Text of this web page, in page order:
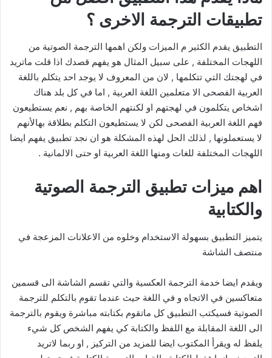
تطبيقات الترجمة الاخرى ؟
التطبيق يقدم الكثير م الميزات ولكن اهمها الترجمة الصوتية من
اللهجات المختلفة , على سبيل المثال هو يفهم قصدك اذا قلت ماتريد
في لهجتك التي تتكلمها , لان من المعروف لا يوجد احد يتكلم باللغة
العربية الفصحى الا متعلمين اللغة العربية , اما في كل بلد هناك
اشخاص يتكلمون في لهجتهم او لكنتهم الخاصة بهم , نعم يستطيعون
فهم اللغة العربية الفصحى لكن لا يستطيعون التكلم بطلاقة بهالأنهم
لا يستعملونها , لذلك الحل لهذه المشكلة هو ان نجد تطبيق يفهم ايضا
اللهجات المختلفة للغات ومنها اللغة العربية او حتى الالمانية .
اهم ميزات تطبيق الترجمة الصوتية
والكتابية
يتميز التطبيق بسهولة الاستخدام وخلوه من الاعلانات المزعجة في
منتصف الشاشة
ويقدم ايضا خدمة الترجمة العكسية والتي تقسم الشاشة الى قسمين
متعاكسين في الاتجاه و في اللغة حيث عندما تقوم بالتكلم للترجمة
الصوتية فسيكتب التطبيق كل ماتقوم بكتابته مباشرة ويقوم بالترجمة
الى اللغة المقابلة مع اللفظ والكتابة كي يفهم الشخص كل شيء
يلفظ له ويقرأ المكتوب ايضا للمزيد من التركيز , او ربما لاتريد